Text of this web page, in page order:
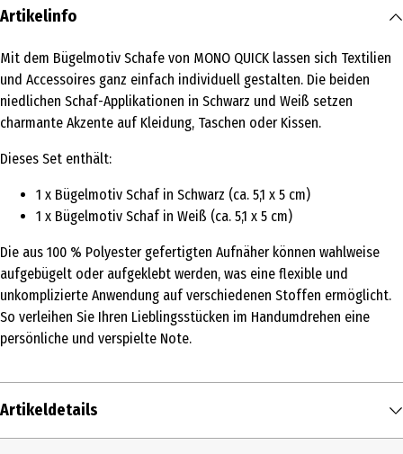
Artikelinfo
Mit dem Bügelmotiv Schafe von MONO QUICK lassen sich Textilien
und Accessoires ganz einfach individuell gestalten. Die beiden
niedlichen Schaf-Applikationen in Schwarz und Weiß setzen
charmante Akzente auf Kleidung, Taschen oder Kissen.
Dieses Set enthält:
1 x Bügelmotiv Schaf in Schwarz (ca. 5,1 x 5 cm)
1 x Bügelmotiv Schaf in Weiß (ca. 5,1 x 5 cm)
Die aus 100 % Polyester gefertigten Aufnäher können wahlweise
aufgebügelt oder aufgeklebt werden, was eine flexible und
unkomplizierte Anwendung auf verschiedenen Stoffen ermöglicht.
So verleihen Sie Ihren Lieblingsstücken im Handumdrehen eine
persönliche und verspielte Note.
Artikeldetails